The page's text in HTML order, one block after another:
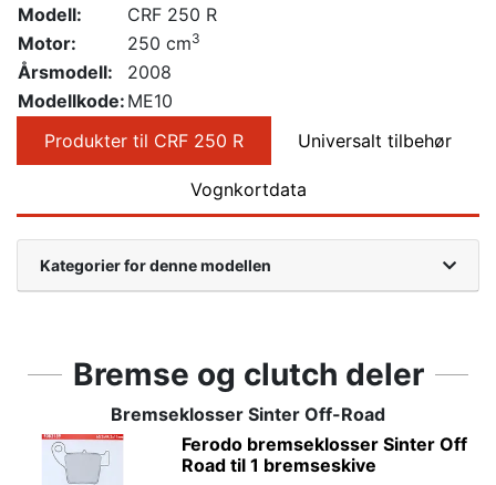
Modell:
CRF 250 R
Motor:
250 cm3
Årsmodell:
2008
Modellkode: ME10
Produkter til CRF 250 R
Universalt tilbehør
Vognkortdata
Kategorier for denne modellen
Bremse og clutch deler
Bremseklosser Sinter Off-Road
Ferodo bremseklosser Sinter Off
Road til 1 bremseskive